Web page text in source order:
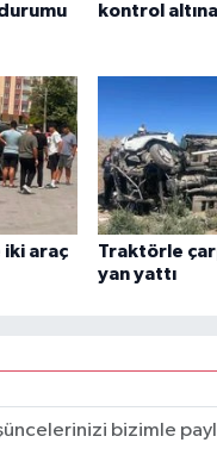
kontrol altına
iki araç
Traktörle
yan yattı